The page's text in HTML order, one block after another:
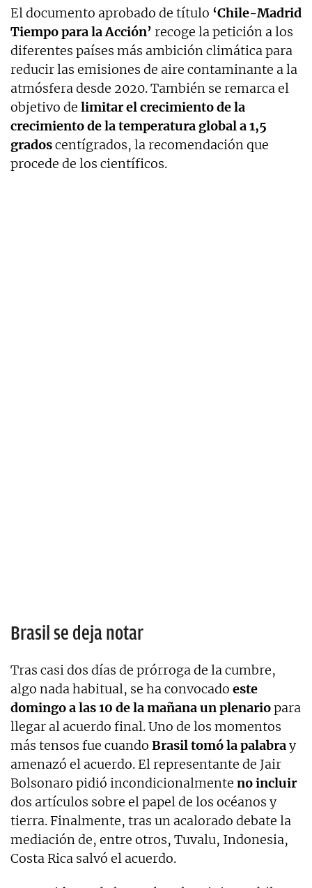
El documento aprobado de título ‘Chile-Madrid
Tiempo para la Acción’ recoge la petición a los
diferentes países más ambición climática para
reducir las emisiones de aire contaminante a la
atmósfera desde 2020. También se remarca el
objetivo de limitar el crecimiento de la
crecimiento de la temperatura global a 1,5
gradoscentígrados, la recomendación que
procede de los científicos.
Brasil se deja notar
Tras casi dos días de prórroga de la cumbre,
algo nada habitual, se ha convocado este
domingo a las 10 de la mañana un plenariopara
llegar al acuerdo final. Uno de los momentos
más tensos fue cuando Brasil tomó la palabray
amenazó el acuerdo. El representante de Jair
Bolsonaro pidió incondicionalmente no incluir
dos artículos sobre el papel de los océanos y
tierra. Finalmente, tras un acalorado debate la
mediación de, entre otros, Tuvalu, Indonesia,
Costa Rica salvó el acuerdo.